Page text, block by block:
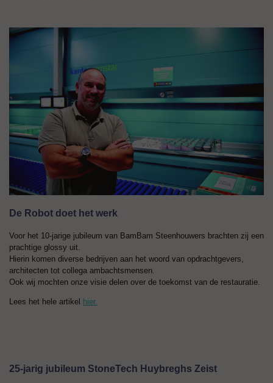
De Robot doet het werk
Voor het 10-jarige jubileum van BamBam Steenhouwers brachten zij een
prachtige glossy uit.
Hierin komen diverse bedrijven aan het woord van opdrachtgevers,
architecten tot collega ambachtsmensen.
Ook wij mochten onze visie delen over de toekomst van de restauratie.
Lees het hele artikel hier.
25-jarig jubileum StoneTech Huybreghs Zeist